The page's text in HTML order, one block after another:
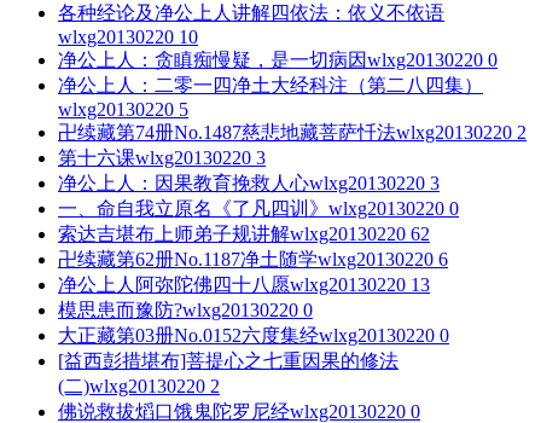
各种经论及净公上人讲解四依法：依义不依语
wlxg20130220 10
净公上人：贪瞋痴慢疑，是一切病因wlxg20130220 0
净公上人：二零一四净土大经科注（第二八四集）
wlxg20130220 5
卍续藏第74册No.1487慈悲地藏菩萨忏法wlxg20130220 2
第十六课wlxg20130220 3
净公上人：因果教育挽救人心wlxg20130220 3
一、命自我立原名《了凡四训》 wlxg20130220 0
索达吉堪布上师弟子规讲解wlxg20130220 62
卍续藏第62册No.1187净土随学wlxg20130220 6
净公上人阿弥陀佛四十八愿wlxg20130220 13
模思患而豫防?wlxg20130220 0
大正藏第03册No.0152六度集经wlxg20130220 0
[益西彭措堪布]菩提心之七重因果的修法
(二)wlxg20130220 2
佛说救拔熖口饿鬼陀罗尼经wlxg20130220 0